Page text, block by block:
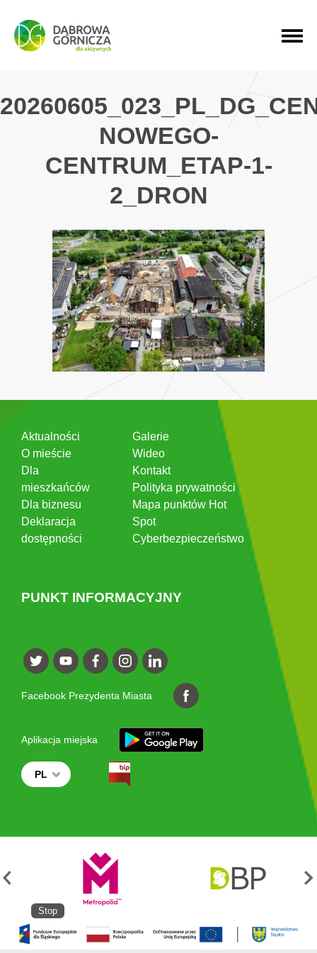
PRZEJDŹ DO MENU GŁÓWNEGO
PRZEJDŹ DO WYSZUKIWARKI
PRZEJDŹ DO TREŚCI
NOWEGO-
CENTRUM_ETAP-1-
2_DRON
Aktualności
O mieście
Dla
mieszkańców
Dla biznesu
Deklaracja
dostępności
Galerie
Wideo
Kontakt
Polityka prywatności
Mapa punktów Hot
Spot
Cyberbezpieczeństwo
PUNKT INFORMACYJNY
Facebook Prezydenta Miasta
Aplikacja miejska
PL
Stop